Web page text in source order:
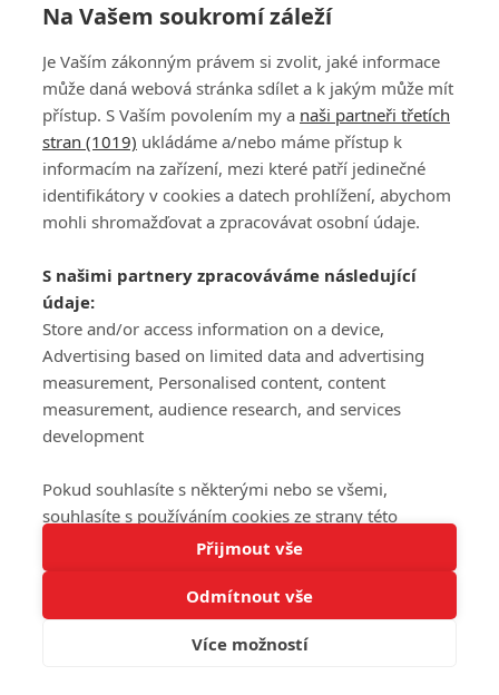
Tato stránka používá soubory cookies.
Rozumím
Na Vašem soukromí záleží
Je Vaším zákonným právem si zvolit, jaké informace
může daná webová stránka sdílet a k jakým může mít
přístup. S Vaším povolením my a naši partneři třetích
stran (1019) ukládáme a/nebo máme přístup k
informacím na zařízení, mezi které patří jedinečné
identifikátory v cookies a datech prohlížení, abychom
mohli shromažďovat a zpracovávat osobní údaje.
S našimi partnery zpracováváme následující
údaje:
Store and/or access information on a device,
Advertising based on limited data and advertising
measurement, Personalised content, content
measurement, audience research, and services
development
Pokud souhlasíte s některými nebo se všemi,
souhlasíte s používáním cookies ze strany této
stránky a pro tyto účely. Souhlas také můžete
odmítnout, ale v takovém případě vám na stránce
nebudou k dispozici některé personalizované funkce.
Vaše volby souhlasu se budou vztahovat pouze na
tuto webovou stránku. Vaše nastavení a odvolání
Přijmout vše
Odmítnout vše
Více možností